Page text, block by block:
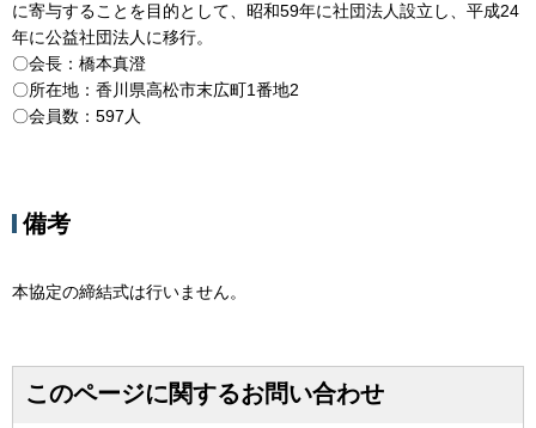
に寄与することを目的として、昭和59年に社団法人設立し、平成24
年に公益社団法人に移行。
〇会長：橋本真澄
〇所在地：香川県高松市末広町1番地2
〇会員数：597人
備考
本協定の締結式は行いません。
このページに関するお問い合わせ